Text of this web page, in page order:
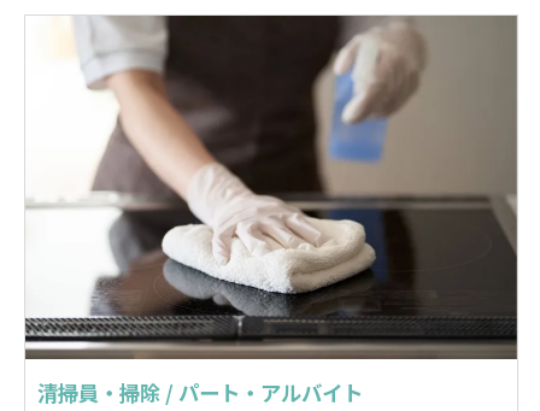
清掃員・掃除 / パート・アルバイト